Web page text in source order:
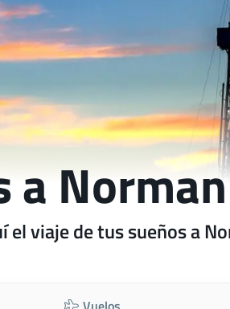
a
el viaje de tus sueños a